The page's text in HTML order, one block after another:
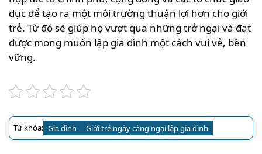
dục để tạo ra một môi trường thuận lợi hơn cho giới
trẻ. Từ đó sẽ giúp họ vượt qua những trở ngại và đạt
được mong muốn lập gia đình một cách vui vẻ, bền
vững.
Từ khóa: Gia đình Giới trẻ ngày càng ngại lập gia đình